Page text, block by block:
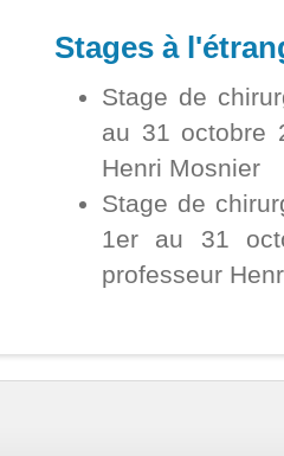
Stages à
Stage de
au 31 octobre
Henri Mosnier
Stage de
1er au 31
professeur